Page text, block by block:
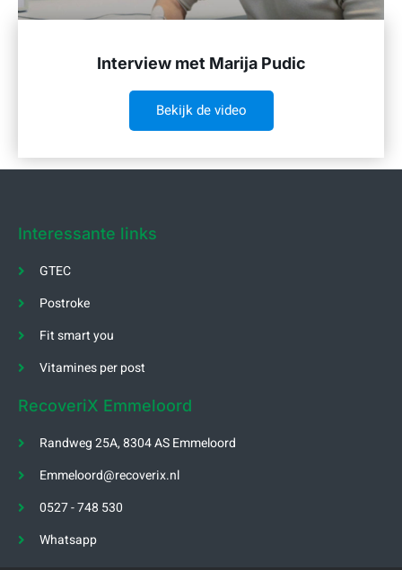
Interview met Marija Pudic
Bekijk de video
Interessante links
GTEC
Postroke
Fit smart you
Vitamines per post
RecoveriX Emmeloord
Randweg 25A, 8304 AS Emmeloord
Emmeloord@recoverix.nl
0527 - 748 530
Whatsapp